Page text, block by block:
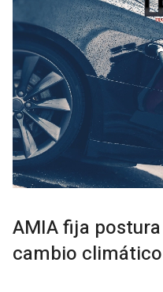
AMIA fija
cambio climático